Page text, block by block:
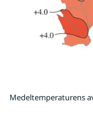
Medeltemperaturens